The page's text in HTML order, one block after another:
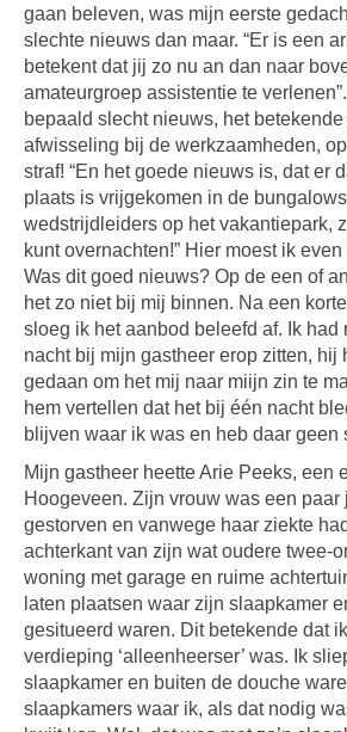
gaan beleven, was mijn eerste
slechte nieuws dan maar. “Er is een
betekent dat jij zo nu an dan naar
amateurgroep assistentie te
bepaald slecht nieuws, het
afwisseling bij de werkzaamheden,
straf! “En het goede nieuws is, dat er
plaats is vrijgekomen in de
wedstrijdleiders op het vakantiepark,
kunt overnachten!” Hier moest ik
Was dit goed nieuws? Op de een of
het zo niet bij mij binnen. Na een
sloeg ik het aanbod beleefd af. Ik had
nacht bij mijn gastheer erop zitten, hij
gedaan om het mij naar miijn zin te
hem vertellen dat het bij één nacht
blijven waar ik was en heb daar geen
Mijn gastheer heette Arie Peeks, een
Hoogeveen. Zijn vrouw was een paar
gestorven en vanwege haar ziekte
achterkant van zijn wat oudere twee-
woning met garage en ruime
laten plaatsen waar zijn slaapkamer
gesitueerd waren. Dit betekende dat
verdieping ‘alleenheerser’ was. Ik
slaapkamer en buiten de douche
slaapkamers waar ik, als dat nodig